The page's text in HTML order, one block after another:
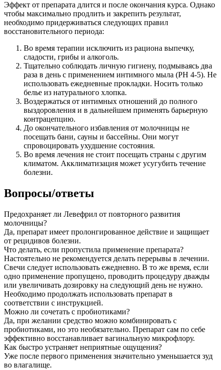
Эффект от препарата длится и после окончания курса. Однако
чтобы максимально продлить и закрепить результат,
необходимо придерживаться следующих правил
восстановительного периода:
Во время терапии исключить из рациона выпечку,
сладости, грибы и алкоголь.
Тщательно соблюдать личную гигиену, подмываясь два
раза в день с применением интимного мыла (РН 4-5). Не
использовать ежедневные прокладки. Носить только
белье из натурального хлопка.
Воздержаться от интимных отношений до полного
выздоровления и в дальнейшем применять барьерную
контрацепцию.
До окончательного избавления от молочницы не
посещать бани, сауны и бассейны. Они могут
спровоцировать ухудшение состояния.
Во время лечения не стоит посещать страны с другим
климатом. Акклиматизация может усугубить течение
болезни.
Вопросы/ответы
Предохраняет ли Левефрил от повторного развития
молочницы?
Да, препарат имеет пролонгированное действие и защищает
от рецидивов болезни.
Что делать, если пропустила применение препарата?
Настоятельно не рекомендуется делать перерывы в лечении.
Свечи следует использовать ежедневно. В то же время, если
одно применение пропущено, проводить процедуру дважды
или увеличивать дозировку на следующий день не нужно.
Необходимо продолжать использовать препарат в
соответствии с инструкцией.
Можно ли сочетать с пробиотиками?
Да, при желании средство можно комбинировать с
пробиотиками, но это необязательно. Препарат сам по себе
эффективно восстанавливает вагинальную микрофлору.
Как быстро устраняет неприятные ощущения?
Уже после первого применения значительно уменьшается зуд
во влагалище.